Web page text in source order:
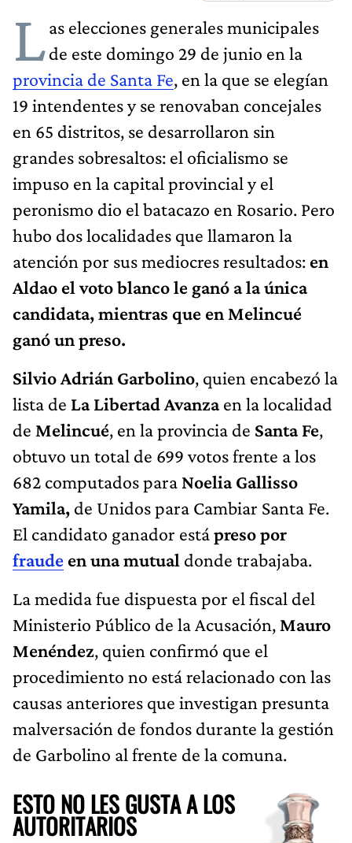
Las elecciones generales municipales
de este domingo 29 de junio en la
provincia de Santa Fe, en la que se elegían
19 intendentes y se renovaban concejales
en 65 distritos, se desarrollaron sin
grandes sobresaltos: el oficialismo se
impuso en la capital provincial y el
peronismo dio el batacazo en Rosario. Pero
hubo dos localidades que llamaron la
atención por sus mediocres resultados: en
Aldao el voto blanco le ganó a la única
candidata, mientras que en Melincué
ganó un preso.
Silvio Adrián Garbolino, quien encabezó la
lista de La Libertad Avanzaen la localidad
de Melincué, en la provincia de Santa Fe,
obtuvo un total de 699 votos frente a los
682 computados para Noelia Gallisso
Yamila, de Unidos para Cambiar Santa Fe.
El candidato ganador estápreso por
fraude en una mutual donde trabajaba.
La medida fue dispuesta por el fiscal del
Ministerio Público de la Acusación, Mauro
Menéndez, quien confirmó que el
procedimiento no está relacionado con las
causas anteriores que investigan presunta
malversación de fondos durante la gestión
de Garbolino al frente de la comuna.
ESTO NO LES GUSTA A LOS
AUTORITARIOS